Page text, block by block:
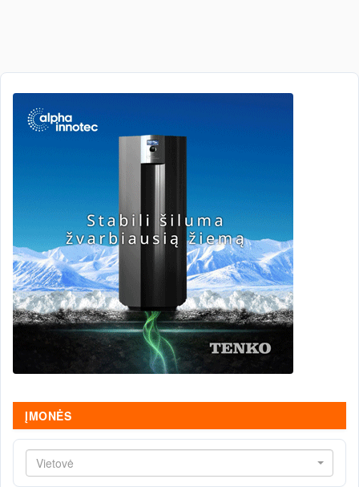
ĮMONĖS
Vietovė